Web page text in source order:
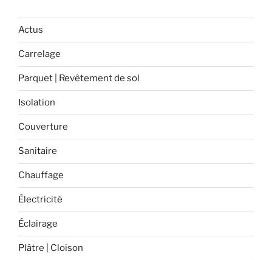
d’extérieur
plots
! »
Actus
Carrelage
Parquet | Revêtement de sol
Isolation
Couverture
Sanitaire
Chauffage
Électricité
Éclairage
Plâtre | Cloison